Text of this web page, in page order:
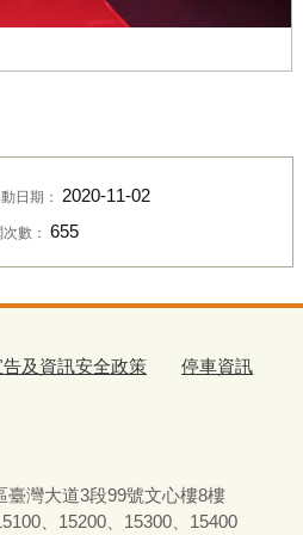
日期： 2020-11-02
數： 655
及資訊安全政策 停車資訊
臺灣大道3段99號文心樓8樓
、15200、15300、15400